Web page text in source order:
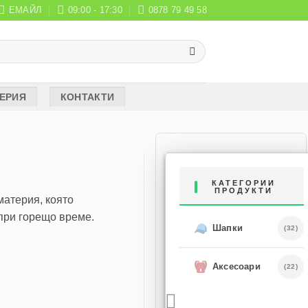
ЕМАЙЛ 09:00 - 17:30 0878 79 49 58
КОНТАКТИ
която
горещо време.
КАТЕГОРИИ
ПРОДУКТИ
Шапки (32)
Аксесоари (22)